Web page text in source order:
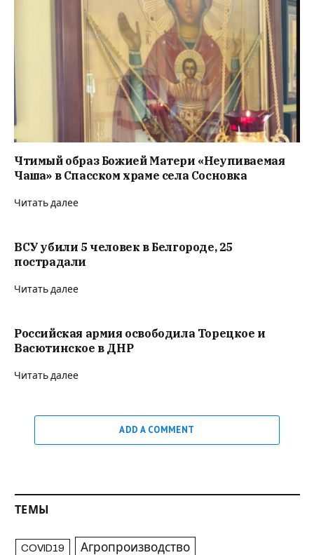
Чтимый образ Божией Матери «Неупиваемая
Чаша» в Спасском храме села Сосновка
Читать далее
ВСУ убили 5 человек в Белгороде, 25
пострадали
Читать далее
Российская армия освободила Торецкое и
Васютинское в ДНР
Читать далее
ADD A COMMENT
ТЕМЫ
COVID19 Агропроизводство